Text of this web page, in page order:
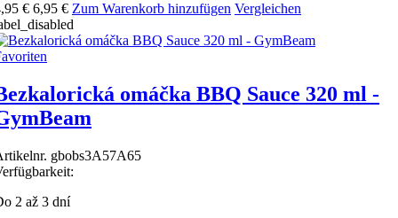
€ 6,95 € Zum Warenkorb hinzufügen Vergleichen
omáčka BBQ Sauce 320 ml -
gbobs3A57A65
2 až 3 dní